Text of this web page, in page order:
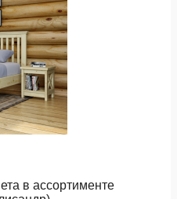
в ассортименте